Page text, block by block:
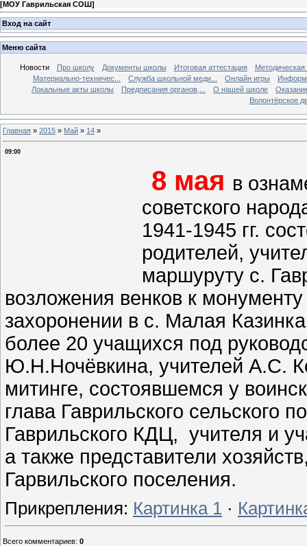
[МОУ Гаврильская СОШ]
Вход на сайт
Меню сайта
Новости Про школу Документы школы Итоговая аттестация
Методическая
Материально-техничес...
Служба школьной меди... Онлайн игры
Локальные акты школы
Предписания органов,... О нашей школе
Волонтёрское
Главная » 2015 » Май » 14 »
09:00
8 мая в
советского
1941-1945 гг.
родителей,
маршуруту с.
возложения венков к
захоронении в с. Малая
более 20 учащихся под
Ю.Н.Ночёвкина, учителей А.С.
митинге, состоявшемся у
глава Гаврильского сельского
Гаврильского КДЦ, учителя и
а также представители
Гарвильского поселения.
Прикрепления: Картинка 1 ·
Всего комментариев: 0